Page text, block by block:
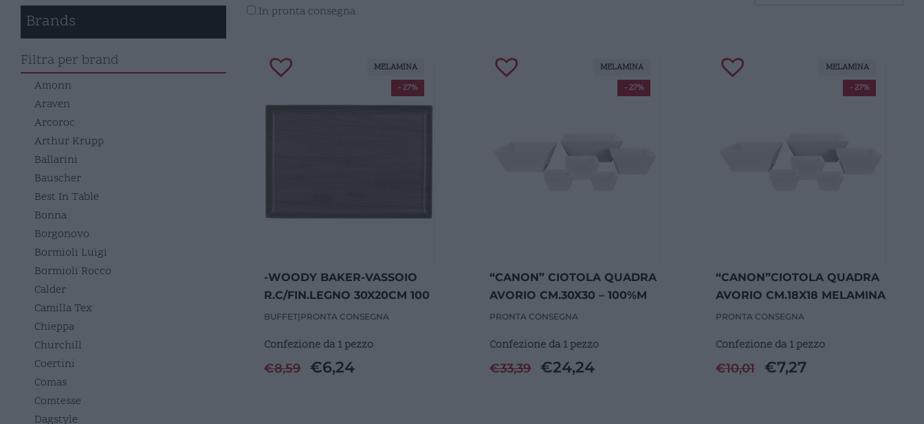
In pronta consegna
-WOODY BAKER-VASSOIO
R.C/FIN.LEGNO 30X20CM 100
BUFFET| PRONTA CONSEGNA
Confezione da 1 pezzo
€8,59 €6,24
- 27%
MELAMINA
“CANON” CIOTOLA QUADRA
AVORIO CM.30X30 – 100%M
PRONTA CONSEGNA
Confezione da 1 pezzo
€33,39 €24,24
- 27%
MELAMINA
“CANON”CIOTOLA QUADRA
AVORIO CM.18X18 MELAMINA
PRONTA CONSEGNA
Confezione da 1 pezzo
€10,01 €7,27
- 27%
MELAMINA
Brands
Filtra per brand
Amonn
Araven
Arcoroc
Arthur Krupp
Ballarini
Bauscher
Best In Table
Bonna
Borgonovo
Bormioli Luigi
Bormioli Rocco
Calder
Camilla Tex
Chieppa
Churchill
Coertini
Comas
Comtesse
Dagstyle